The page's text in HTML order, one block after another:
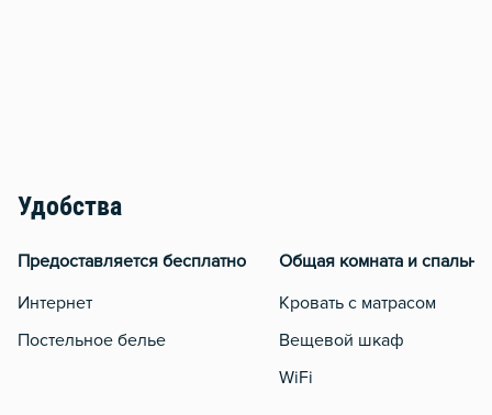
Удобства
Предоставляется бесплатно
Интернет
Постельное белье
Общая комната и спальня
Кровать с матрасом
Вещевой шкаф
WiFi